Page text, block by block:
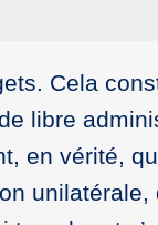
Cela
libre
en vérité,